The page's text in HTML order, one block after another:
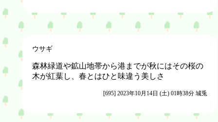
ウサギ
森林緑道や鉱山地帯から港までが秋にはその桜の
木が紅葉し、春とはひと味違う美しさ
[695] 2023年10月14日 (土) 01時38分 城兎